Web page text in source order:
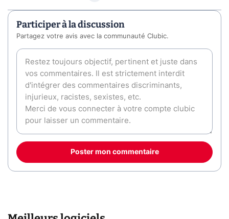
Participer à la discussion
Partagez votre avis avec la communauté Clubic.
Poster mon commentaire